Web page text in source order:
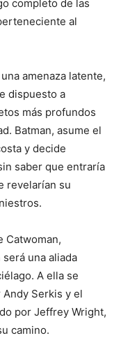
completo de las
al
amenaza latente,
dispuesto a
más profundos
Batman, asume el
y decide
saber que entraría
revelarían su
Catwoman,
una aliada
A ella se
Serkis y el
por Jeffrey Wright,
camino.